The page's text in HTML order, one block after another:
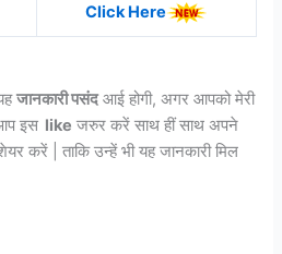
Click Here
जानकारी पसंदआई होगी, अगर आपको मेरी
इस like जरुर करें साथ हीं साथ अपने
करें | ताकि उन्हें भी यह जानकारी मिल